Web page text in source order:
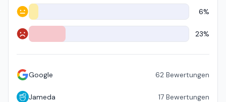
Neutral 6%
Negativ 23%
Google 62 Bewertungen
Jameda 17 Bewertungen